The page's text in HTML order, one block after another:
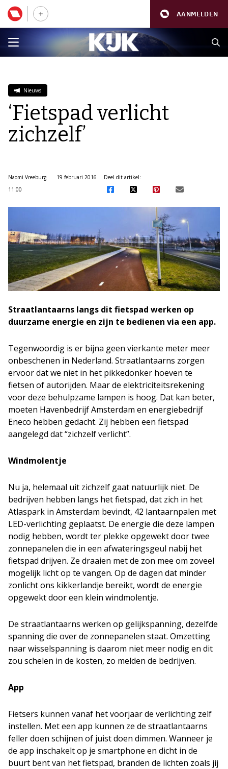
AANMELDEN
Nieuws
‘Fietspad verlicht
zichzelf’
Naomi Vreeburg
19 februari 2016
11:00
Deel dit artikel:
Straatlantaarns langs dit fietspad werken op
duurzame energie en zijn te bedienen via een app.
Tegenwoordig is er bijna geen vierkante meter meer
onbeschenen in Nederland. Straatlantaarns zorgen
ervoor dat we niet in het pikkedonker hoeven te
fietsen of autorijden. Maar de elektriciteitsrekening
voor deze behulpzame lampen is hoog. Dat kan beter,
moeten Havenbedrijf Amsterdam en energiebedrijf
Eneco hebben gedacht. Zij hebben een fietspad
aangelegd dat “zichzelf verlicht”.
Windmolentje
Nu ja, helemaal uit zichzelf gaat natuurlijk niet. De
bedrijven hebben langs het fietspad, dat zich in het
Atlaspark in Amsterdam bevindt, 42 lantaarnpalen met
LED-verlichting geplaatst. De energie die deze lampen
nodig hebben, wordt ter plekke opgewekt door twee
zonnepanelen die in een afwateringsgeul nabij het
fietspad drijven. Ze draaien met de zon mee om zoveel
mogelijk licht op te vangen. Op de dagen dat minder
zonlicht ons kikkerlandje bereikt, wordt de energie
opgewekt door een klein windmolentje.
De straatlantaarns werken op gelijkspanning, dezelfde
spanning die over de zonnepanelen staat. Omzetting
naar wisselspanning is daarom niet meer nodig en dit
zou schelen in de kosten, zo melden de bedrijven.
App
Fietsers kunnen vanaf het voorjaar de verlichting zelf
instellen. Met een app kunnen ze de straatlantaarns
feller doen schijnen of juist doen dimmen. Wanneer je
de app inschakelt op je smartphone en dicht in de
buurt bent van het fietspad, branden de lichten zoals jij